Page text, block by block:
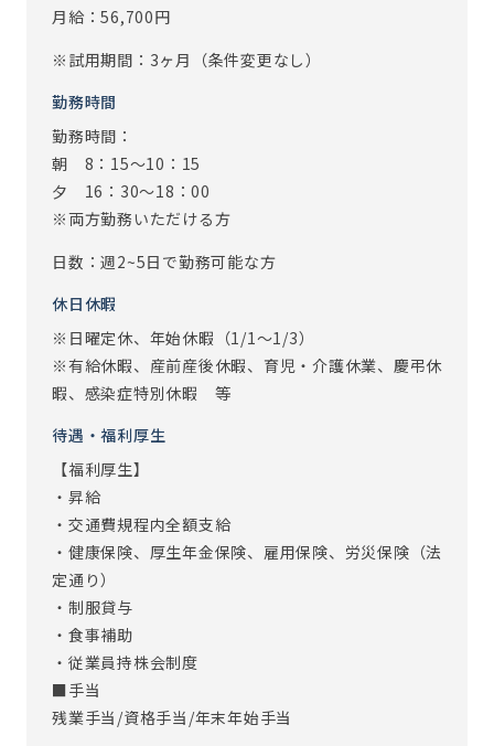
月給：56,700円
※試用期間：3ヶ月（条件変更なし）
勤務時間
勤務時間：
朝 8：15～10：15
夕 16：30～18：00
※両方勤務いただける方
日数：週2~5日で勤務可能な方
休日休暇
※日曜定休、年始休暇（1/1～1/3）
※有給休暇、産前産後休暇、育児・介護休業、慶弔休
暇、感染症特別休暇 等
待遇・福利厚生
【福利厚生】
・昇給
・交通費規程内全額支給
・健康保険、厚生年金保険、雇用保険、労災保険（法
定通り）
・制服貸与
・食事補助
・従業員持株会制度
■手当
残業手当/資格手当/年末年始手当